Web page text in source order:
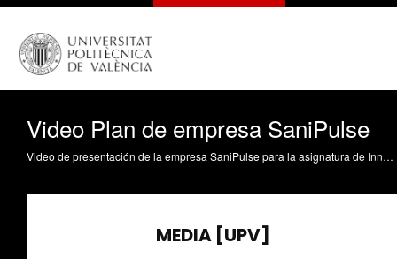
Video Plan de empresa SaniPulse
Video de presentación de la empresa SaniPulse para la asignatura de Innovar y Emprender de GIB. Realizado por: Jesús Aznar García, Mario Barea Moya, Santiago García Trapero, Cesar López Ferrández, Miguel Quijada López y Pablo Ormaetxe Méndez.